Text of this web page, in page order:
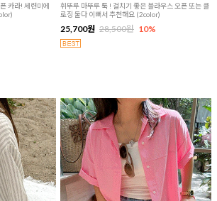
카라! 세련미에
휘뚜루 마뚜루 툭 ! 걸치기 좋은 블라우스 오픈 또는 클
로징 둘다 이뻐서 추천해요 (2color)
25,700원 28,500원 10%